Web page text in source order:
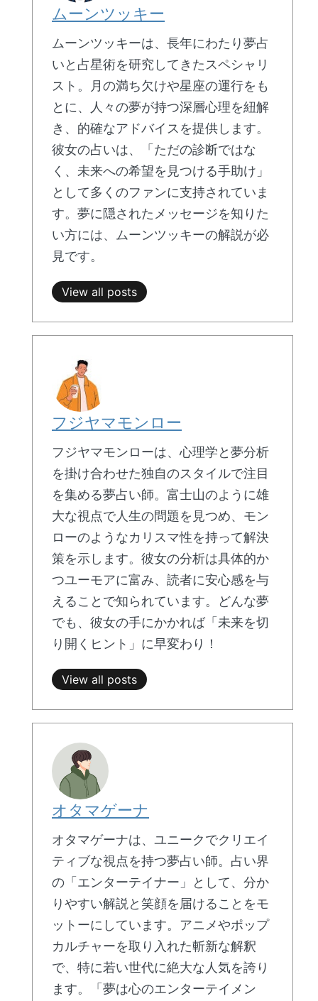
ムーンツッキー
ムーンツッキーは、長年にわたり夢占
いと占星術を研究してきたスペシャリ
スト。月の満ち欠けや星座の運行をも
とに、人々の夢が持つ深層心理を紐解
き、的確なアドバイスを提供します。
彼女の占いは、「ただの診断ではな
く、未来への希望を見つける手助け」
として多くのファンに支持されていま
す。夢に隠されたメッセージを知りた
い方には、ムーンツッキーの解説が必
見です。
View all posts
フジヤマモンロー
フジヤマモンローは、心理学と夢分析
を掛け合わせた独自のスタイルで注目
を集める夢占い師。富士山のように雄
大な視点で人生の問題を見つめ、モン
ローのようなカリスマ性を持って解決
策を示します。彼女の分析は具体的か
つユーモアに富み、読者に安心感を与
えることで知られています。どんな夢
でも、彼女の手にかかれば「未来を切
り開くヒント」に早変わり！
View all posts
オタマゲーナ
オタマゲーナは、ユニークでクリエイ
ティブな視点を持つ夢占い師。占い界
の「エンターテイナー」として、分か
りやすい解説と笑顔を届けることをモ
ットーにしています。アニメやポップ
カルチャーを取り入れた斬新な解釈
で、特に若い世代に絶大な人気を誇り
ます。「夢は心のエンターテイメン